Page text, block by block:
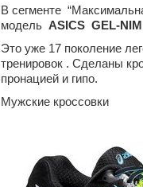
В сегменте
модель ASICS GEL-
Это уже 17 поколение
тренировок . Сделаны
пронацией и гипо.
Мужские кроссовки